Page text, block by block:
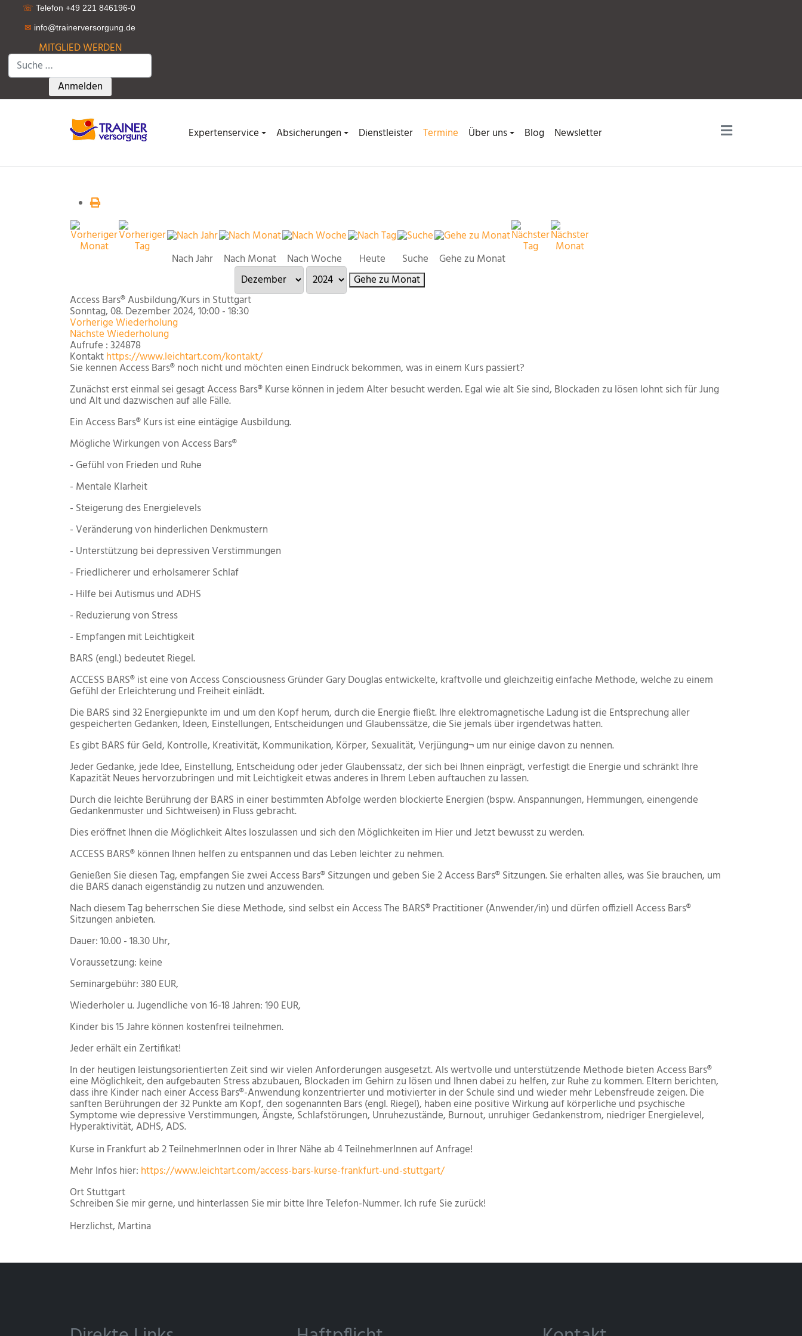
☏ Telefon +49 221 846196-0
✉ info@trainerversorgung.de
MITGLIED WERDEN
Suchen
Type 2 or more characters for results.
Anmelden
Expertenservice Absicherungen Dienstleister Termine Über uns Blog Newsletter
Nach Jahr Nach Monat Nach Woche Heute Suche
Gehe zu Monat
Gehe zu Monat
Access Bars® Ausbildung/Kurs in Stuttgart
Sonntag, 08. Dezember 2024, 10:00 - 18:30
Vorherige Wiederholung
Nächste Wiederholung
Aufrufe : 324878
Kontakthttps://www.leichtart.com/kontakt/
Sie kennen Access Bars® noch nicht und möchten einen Eindruck bekommen, was in einem Kurs passiert?
Zunächst erst einmal sei gesagt Access Bars® Kurse können in jedem Alter besucht werden. Egal wie alt Sie sind, Blockaden zu lösen lohnt sich für Jung
und Alt und dazwischen auf alle Fälle.
Ein Access Bars® Kurs ist eine eintägige Ausbildung.
Mögliche Wirkungen von Access Bars®
- Gefühl von Frieden und Ruhe
- Mentale Klarheit
- Steigerung des Energielevels
- Veränderung von hinderlichen Denkmustern
- Unterstützung bei depressiven Verstimmungen
- Friedlicherer und erholsamerer Schlaf
- Hilfe bei Autismus und ADHS
- Reduzierung von Stress
- Empfangen mit Leichtigkeit
BARS (engl.) bedeutet Riegel.
ACCESS BARS® ist eine von Access Consciousness Gründer Gary Douglas entwickelte, kraftvolle und gleichzeitig einfache Methode, welche zu einem
Gefühl der Erleichterung und Freiheit einlädt.
Die BARS sind 32 Energiepunkte im und um den Kopf herum, durch die Energie fließt. Ihre elektromagnetische Ladung ist die Entsprechung aller
gespeicherten Gedanken, Ideen, Einstellungen, Entscheidungen und Glaubenssätze, die Sie jemals über irgendetwas hatten.
Es gibt BARS für Geld, Kontrolle, Kreativität, Kommunikation, Körper, Sexualität, Verjüngung¬ um nur einige davon zu nennen.
Jeder Gedanke, jede Idee, Einstellung, Entscheidung oder jeder Glaubenssatz, der sich bei Ihnen einprägt, verfestigt die Energie und schränkt Ihre
Kapazität Neues hervorzubringen und mit Leichtigkeit etwas anderes in Ihrem Leben auftauchen zu lassen.
Durch die leichte Berührung der BARS in einer bestimmten Abfolge werden blockierte Energien (bspw. Anspannungen, Hemmungen, einengende
Gedankenmuster und Sichtweisen) in Fluss gebracht.
Dies eröffnet Ihnen die Möglichkeit Altes loszulassen und sich den Möglichkeiten im Hier und Jetzt bewusst zu werden.
ACCESS BARS® können Ihnen helfen zu entspannen und das Leben leichter zu nehmen.
Genießen Sie diesen Tag, empfangen Sie zwei Access Bars® Sitzungen und geben Sie 2 Access Bars® Sitzungen. Sie erhalten alles, was Sie brauchen, um
die BARS danach eigenständig zu nutzen und anzuwenden.
Nach diesem Tag beherrschen Sie diese Methode, sind selbst ein Access The BARS® Practitioner (Anwender/in) und dürfen offiziell Access Bars®
Sitzungen anbieten.
Dauer: 10.00 - 18.30 Uhr,
Voraussetzung: keine
Seminargebühr: 380 EUR,
Wiederholer u. Jugendliche von 16-18 Jahren: 190 EUR,
Kinder bis 15 Jahre können kostenfrei teilnehmen.
Jeder erhält ein Zertifikat!
In der heutigen leistungsorientierten Zeit sind wir vielen Anforderungen ausgesetzt. Als wertvolle und unterstützende Methode bieten Access Bars®
eine Möglichkeit, den aufgebauten Stress abzubauen, Blockaden im Gehirn zu lösen und Ihnen dabei zu helfen, zur Ruhe zu kommen. Eltern berichten,
dass ihre Kinder nach einer Access Bars®-Anwendung konzentrierter und motivierter in der Schule sind und wieder mehr Lebensfreude zeigen. Die
sanften Berührungen der 32 Punkte am Kopf, den sogenannten Bars (engl. Riegel), haben eine positive Wirkung auf körperliche und psychische
Symptome wie depressive Verstimmungen, Ängste, Schlafstörungen, Unruhezustände, Burnout, unruhiger Gedankenstrom, niedriger Energielevel,
Hyperaktivität, ADHS, ADS.
Kurse in Frankfurt ab 2 TeilnehmerInnen oder in Ihrer Nähe ab 4 TeilnehmerInnen auf Anfrage!
Mehr Infos hier: https://www.leichtart.com/access-bars-kurse-frankfurt-und-stuttgart/
OrtStuttgart
Schreiben Sie mir gerne, und hinterlassen Sie mir bitte Ihre Telefon-Nummer. Ich rufe Sie zurück!
Herzlichst, Martina